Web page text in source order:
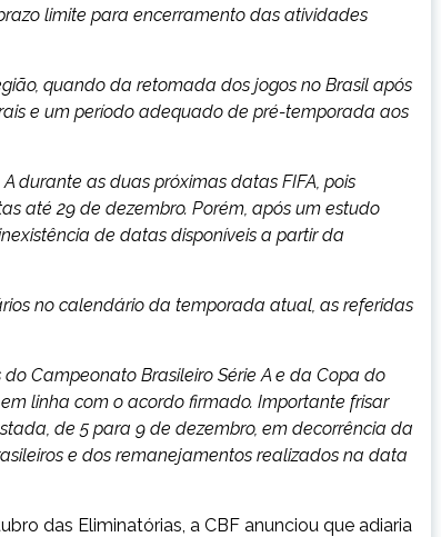
limite para encerramento das atividades
quando da retomada dos jogos no Brasil após
e um período adequado de pré-temporada aos
durante as duas próximas datas FIFA, pois
até 29 de dezembro. Porém, após um estudo
de datas disponíveis a partir da
no calendário da temporada atual, as referidas
Campeonato Brasileiro Série A e da Copa do
linha com o acordo firmado. Importante frisar
de 5 para 9 de dezembro, em decorrência da
e dos remanejamentos realizados na data
das Eliminatórias, a CBF anunciou que adiaria